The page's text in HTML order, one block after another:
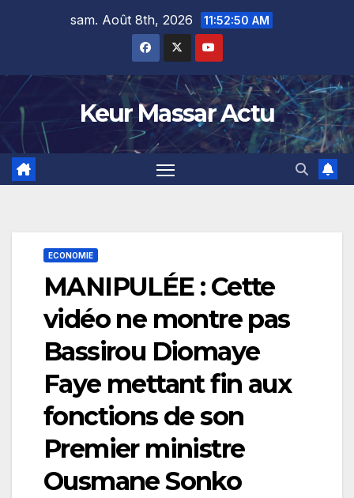
sam. Août 8th, 2026 11:52:51 AM
Keur Massar Actu
ECONOMIE
MANIPULÉE : Cette
vidéo ne montre pas
Bassirou Diomaye
Faye mettant fin aux
fonctions de son
Premier ministre
Ousmane Sonko